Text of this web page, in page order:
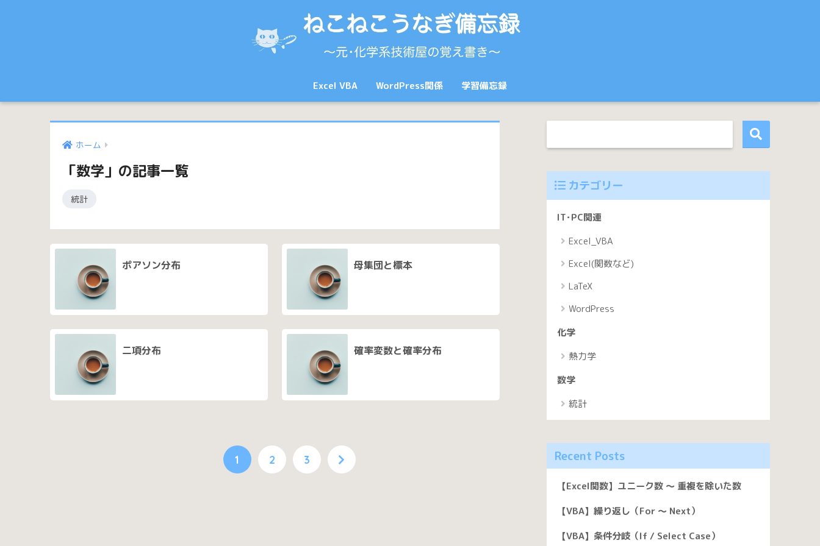
Excel VBA WordPress関係 学習備忘録
ホーム
「数学」の記事一覧
統計
ポアソン分布 母集団と標本
二項分布 確率変数と確率分布
1 2 3
カテゴリー
IT･PC関連
Excel_VBA
Excel(関数など)
LaTeX
WordPress
化学
熱力学
数学
統計
Recent Posts
【Excel関数】ユニーク数 〜 重複を除いた数
【VBA】繰り返し（For 〜 Next）
【VBA】条件分岐（If / Select Case）